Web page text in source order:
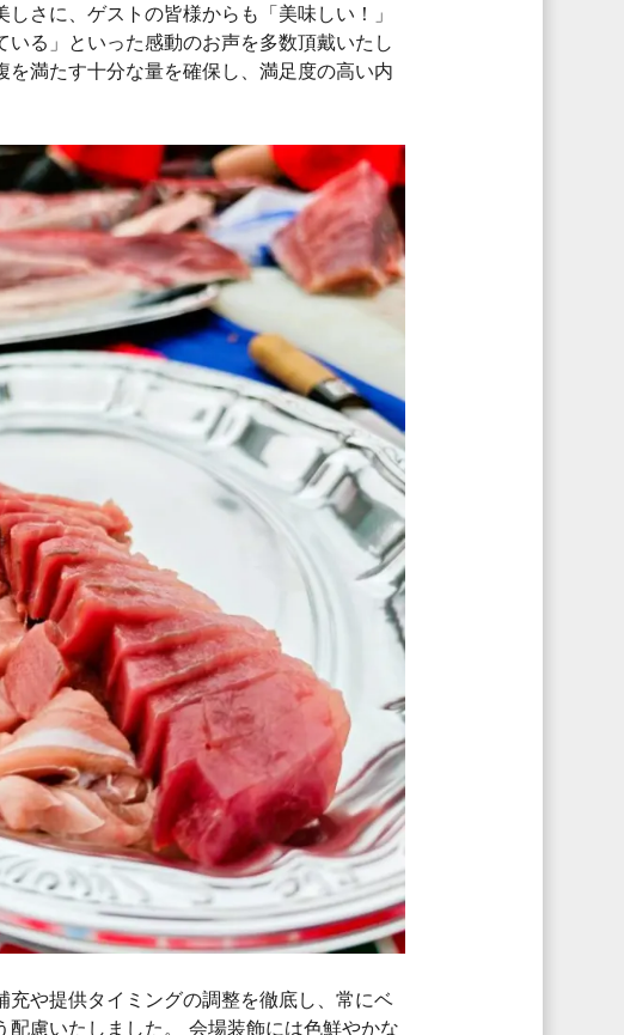
さに、ゲストの皆様からも「美味しい！」
いる」といった感動のお声を多数頂戴いたし
満たす十分な量を確保し、満足度の高い内
や提供タイミングの調整を徹底し、常にベ
配慮いたしました。 会場装飾には色鮮やかな